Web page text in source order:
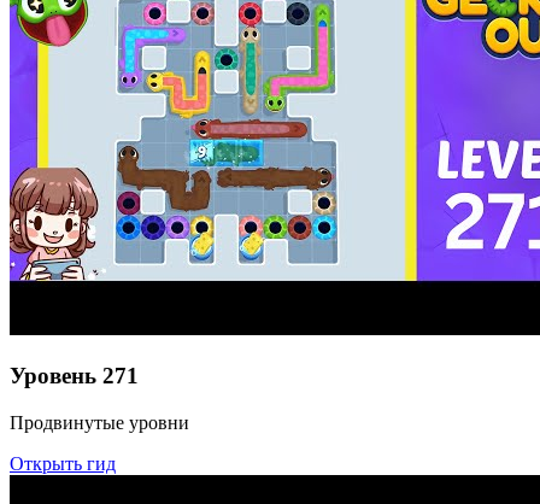
Уровень 271
Продвинутые уровни
Открыть гид